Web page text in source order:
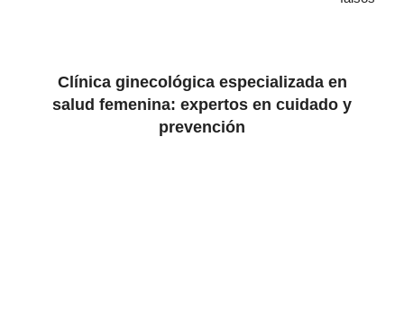
Clínica ginecológica especializada en
salud femenina: expertos en cuidado y
prevención